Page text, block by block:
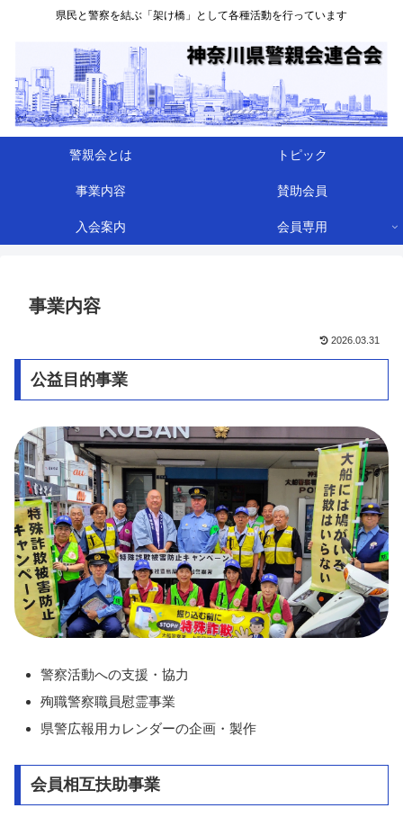
県民と警察を結ぶ「架け橋」として各種活動を行っています
警親会とは トピック
事業内容 賛助会員
入会案内 会員専用
事業内容
2026.03.31
公益目的事業
警察活動への支援・協力
殉職警察職員慰霊事業
県警広報用カレンダーの企画・製作
会員相互扶助事業